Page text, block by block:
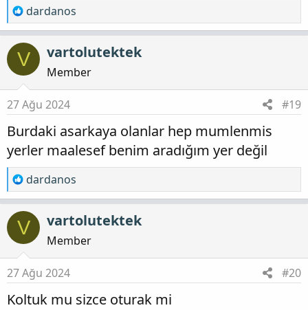
T
e
p
k
l
e
r
:
dardanos
V vartolutektek
Member
27 Ağu 2024 #19
Burdaki asarkaya olanlar hep mumlenmis
yerler maalesef benim aradığım yer değil
T
e
p
k
l
e
r
:
dardanos
V vartolutektek
Member
27 Ağu 2024 #20
Koltuk mu sizce oturak mi